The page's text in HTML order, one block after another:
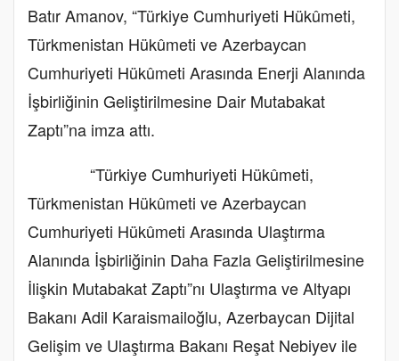
Batır Amanov, “Türkiye Cumhuriyeti Hükûmeti,
Türkmenistan Hükûmeti ve Azerbaycan
Cumhuriyeti Hükûmeti Arasında Enerji Alanında
İşbirliğinin Geliştirilmesine Dair Mutabakat
Zaptı”na imza attı.
“Türkiye Cumhuriyeti Hükûmeti,
Türkmenistan Hükûmeti ve Azerbaycan
Cumhuriyeti Hükûmeti Arasında Ulaştırma
Alanında İşbirliğinin Daha Fazla Geliştirilmesine
İlişkin Mutabakat Zaptı”nı Ulaştırma ve Altyapı
Bakanı Adil Karaismailoğlu, Azerbaycan Dijital
Gelişim ve Ulaştırma Bakanı Reşat Nebiyev ile